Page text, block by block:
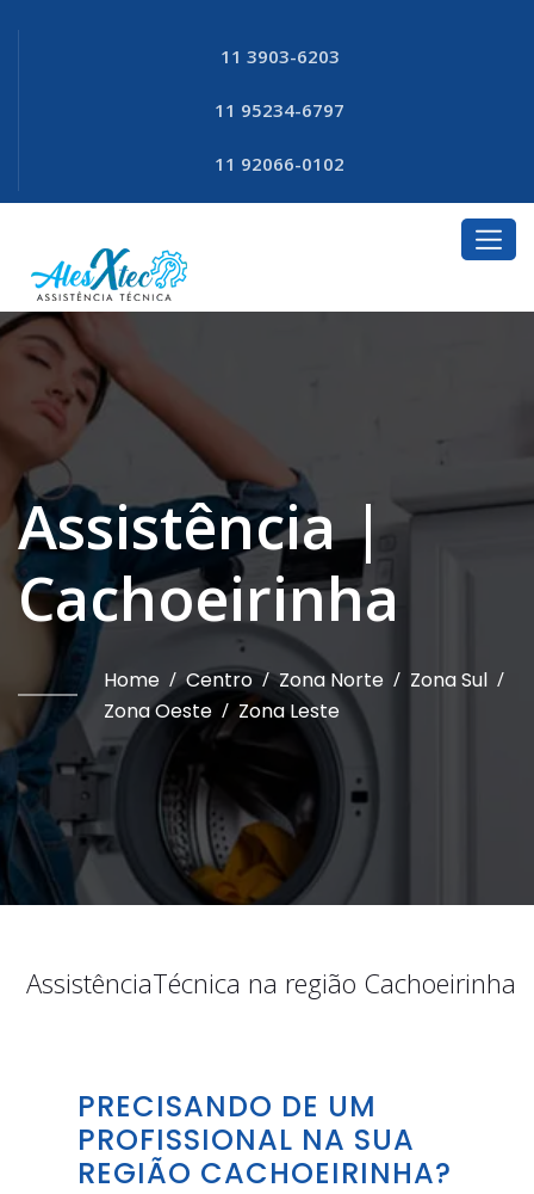
11 3903-6203
11 95234-6797
11 92066-0102
Assistência |
Cachoeirinha
Home / Centro / Zona Norte / Zona Sul /
Zona Oeste / Zona Leste
AssistênciaTécnica na região Cachoeirinha
PRECISANDO DE UM
PROFISSIONAL NA SUA
REGIÃO CACHOEIRINHA?